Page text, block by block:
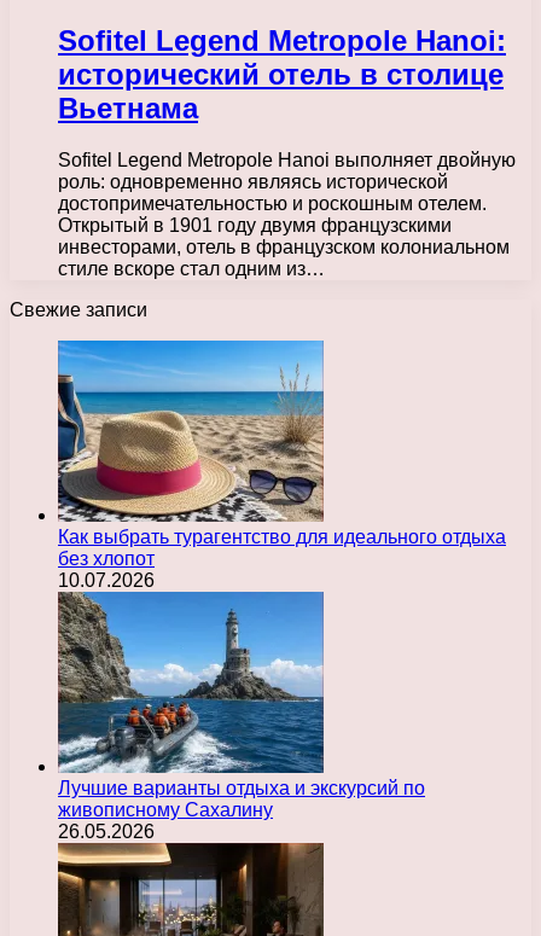
Sofitel Legend Metropole Hanoi:
исторический отель в столице
Вьетнама
Sofitel Legend Metropole Hanoi выполняет двойную
роль: одновременно являясь исторической
достопримечательностью и роскошным отелем.
Открытый в 1901 году двумя французскими
инвесторами, отель в французском колониальном
стиле вскоре стал одним из…
Свежие записи
Как выбрать турагентство для идеального отдыха
без хлопот
10.07.2026
Лучшие варианты отдыха и экскурсий по
живописному Сахалину
26.05.2026